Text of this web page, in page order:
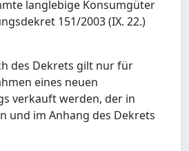
langlebige Konsumgüter
151/2003 (IX. 22.)
des Dekrets gilt nur für
eines neuen
verkauft werden, der in
und im Anhang des Dekrets